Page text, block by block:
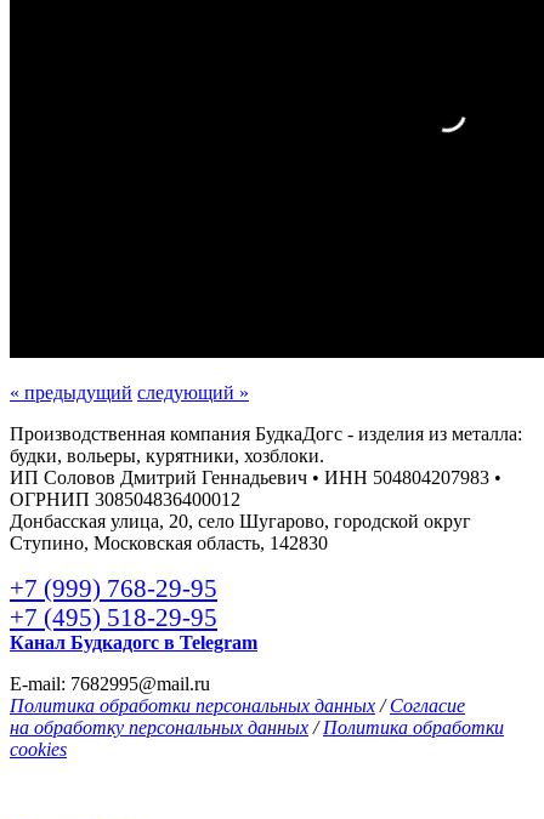
« предыдущий следующий »
Производственная компания БудкаДогс - изделия из металла:
будки, вольеры, курятники, хозблоки.
ИП Соловов Дмитрий Геннадьевич • ИНН 504804207983 •
ОГРНИП 308504836400012
Донбасская улица, 20, село Шугарово, городской округ
Ступино, Московская область, 142830
+7 (999) 768-29-95
+7 (495) 518-29-95
Канал Будкадогс в Telegram
E-mail: 7682995@mail.ru
Политика обработки персональных данных /Согласие
на обработку персональных данных /Политика обработки
cookies